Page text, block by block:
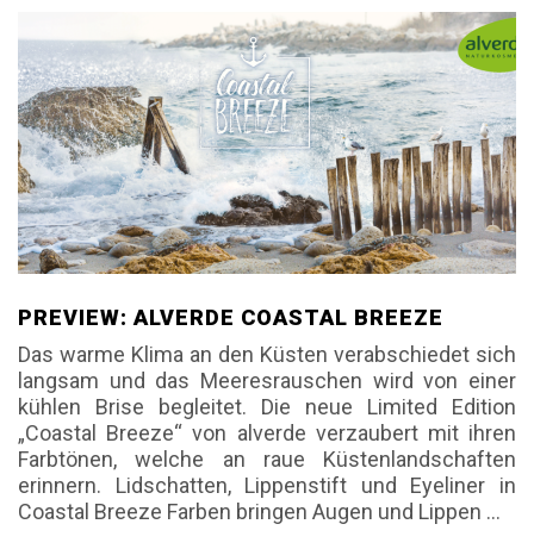
PREVIEW: ALVERDE COASTAL BREEZE
Das warme Klima an den Küsten verabschiedet sich
langsam und das Meeresrauschen wird von einer
kühlen Brise begleitet. Die neue Limited Edition
„Coastal Breeze“ von alverde verzaubert mit ihren
Farbtönen, welche an raue Küstenlandschaften
erinnern. Lidschatten, Lippenstift und Eyeliner in
Coastal Breeze Farben bringen Augen und Lippen …